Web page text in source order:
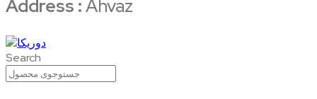
Address :Ahvaz
Search